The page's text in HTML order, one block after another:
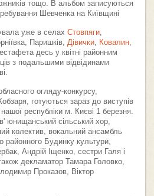
тощо. В альбом записуються
Шевченка на Київщині
уже в селах Стовпяги,
Паришків, Дівички, Ковалин,
десь у квітні районним
з подальшими відвідинами
огляду-конкурсу,
готуються зараз до виступів
республіки м. Києві 1 березня.
юнищанський сільський хор,
колектив, вокальний ансамбль
районного Будинку культури,
Андрій Іщенко, сестри Галя і
декламатор Тамара Головко,
Проказов, Віктор